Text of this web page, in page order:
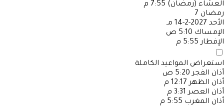
العشاء (رمضان) 7:55 م
رمضان 7
الأحد 2027-2-14 مـ
الإمساك 5:10 ص
الإفطار 5:55 م
استعراض المواعيد الكاملة
أذان الفجر 5:20 ص
أذان الظهر 12:17 م
أذان العصر 3:31 م
أذان المغرب 5:55 م